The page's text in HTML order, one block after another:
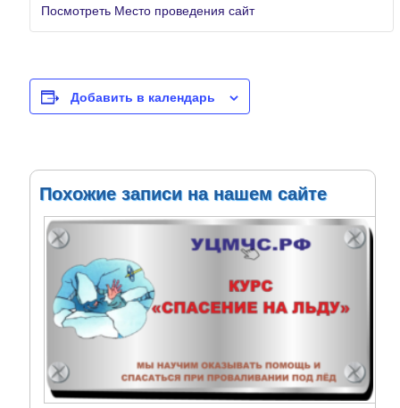
Посмотреть Место проведения сайт
Добавить в календарь
Похожие записи на нашем сайте